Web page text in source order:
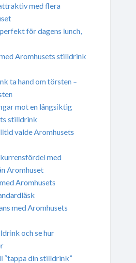
med flera
för dagens lunch,
Aromhusets stilldrink
ta hand om törsten –
mot en långsiktig
stilldrink
valde Aromhusets
med
Aromhuset
Aromhusets
med Aromhusets
och se hur
“tappa din stilldrink”